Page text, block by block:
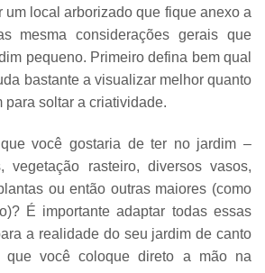
um local arborizado que fique anexo a
mesma considerações gerais que
pequeno. Primeirodefina bem qual
bastante a visualizar melhor quanto
para soltar a criatividade.
você gostaria de ter no jardim –
vegetação rasteiro, diversos vasos,
ou então outras maiores (como
É importante adaptar todas essas
a realidade do seu jardim de canto
que você coloque direto a mão na